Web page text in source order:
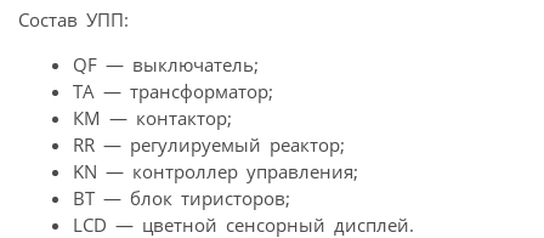
Состав УПП:
QF — выключатель;
TA — трансформатор;
КМ — контактор;
RR — регулируемый реактор;
KN — контроллер управления;
BT — блок тиристоров;
LCD — цветной сенсорный дисплей.